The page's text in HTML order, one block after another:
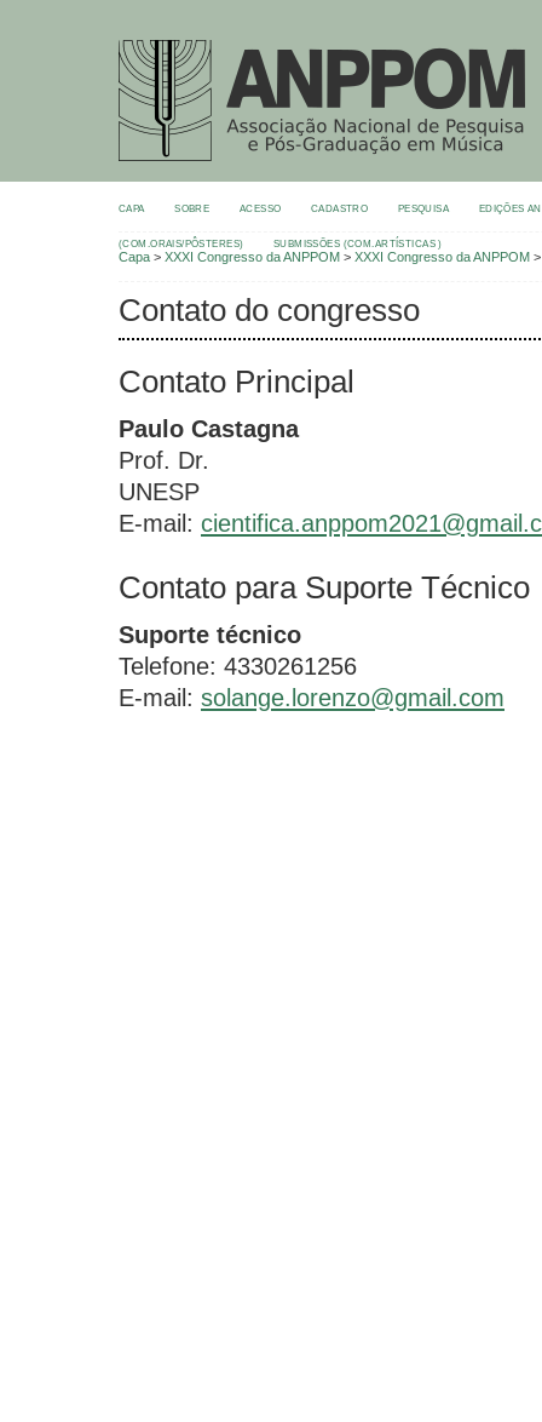
CAPA SOBRE ACESSO CADASTRO PESQUISA EDIÇÕES
(COM.ORAIS/PÔSTERES) SUBMISSÕES (COM.ARTÍSTICAS )
Capa > XXXI Congresso da ANPPOM > XXXI Congresso da ANPPOM
Contato do congresso
Contato Principal
Paulo Castagna
Prof. Dr.
UNESP
E-mail:
Contato para Suporte Técnico
Suporte técnico
Telefone: 4330261256
E-mail: solange.lorenzo@gmail.com